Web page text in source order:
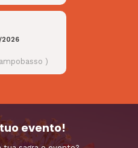
)
evento!